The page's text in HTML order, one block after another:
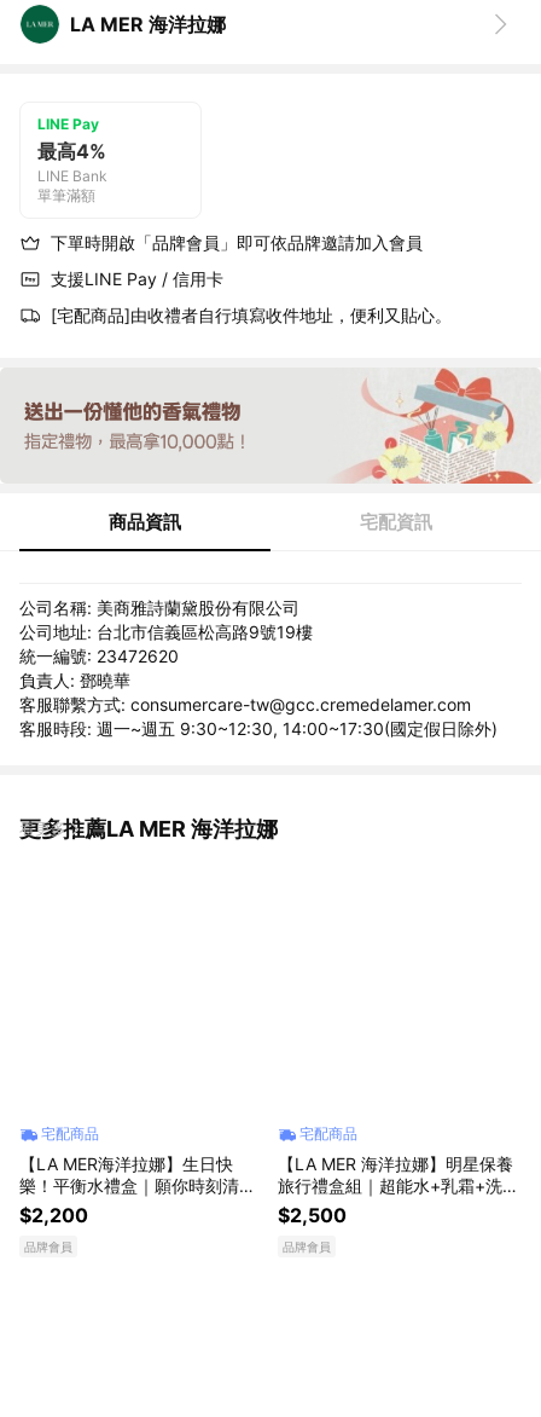
LA MER 海洋拉娜
LINE Pay
最高4%
LINE Bank
單筆滿額
下單時開啟「品牌會員」即可依品牌邀請加入會員
支援LINE Pay / 信用卡
[宅配商品]由收禮者自行填寫收件地址，便利又貼心。
商品資訊 宅配資訊
公司名稱: 美商雅詩蘭黛股份有限公司
公司地址: 台北市信義區松高路9號19樓
統一編號: 23472620
負責人: 鄧曉華
客服聯繫方式: consumercare-tw@gcc.cremedelamer.com
客服時段: 週一~週五 9:30~12:30, 14:00~17:30(國定假日除外)
更多推薦LA MER 海洋拉娜
看更多
宅配商品
【LA MER海洋拉娜】生日快
樂！平衡水禮盒｜願你時刻清爽
自信
$2,200
品牌會員
宅配商品
【LA MER 海洋拉娜】明星保養
旅行禮盒組｜超能水+乳霜+洗面
乳 ｜生日禮物 送男友 送女友
$2,500
品牌會員